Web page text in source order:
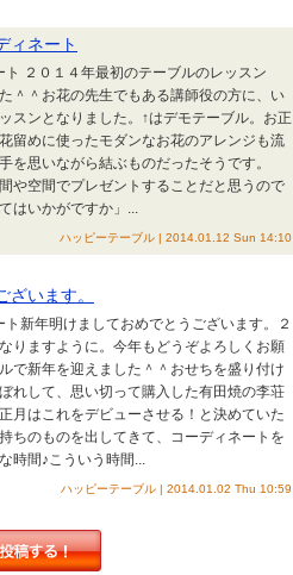
ィネート
２０１４年最初のテーブルのレッスン
＾＾お花の先生でもある講師役の方に、い
スンとなりました。↑はデモテーブル。お正
留めに使ったモダンなお花のアレンジも流
を思いながら結ぶものだったそうです。
や空間でプレゼントすることだと思うので
はいかがですか」...
ハッピーテーブル | 2014.01.12 Sun 14:10
います。
新年明けましておめでとうございます。２
りますように。今年もどうぞよろしくお願
で新年を迎えました＾＾おせちを盛り付け
れして、思い切って購入した有田焼の李荘
月はこれをデビューさせる！と決めていた
ちのものを出してきて、コーディネートを
時間♪こういう時間...
ハッピーテーブル | 2014.01.02 Thu 10:59